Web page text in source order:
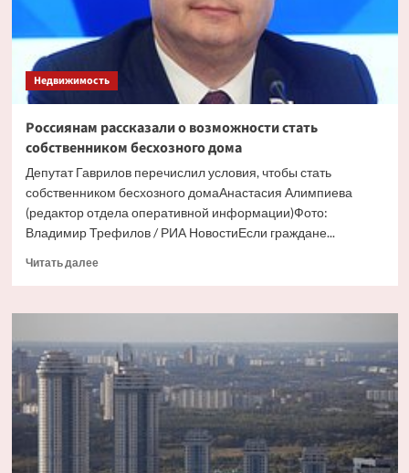
Недвижимость
Россиянам рассказали о возможности стать
собственником бесхозного дома
Депутат Гаврилов перечислил условия, чтобы стать
собственником бесхозного домаАнастасия Алимпиева
(редактор отдела оперативной информации)Фото:
Владимир Трефилов / РИА НовостиЕсли граждане...
Читать далееПрочитать
Россиянам
о
возможности
стать
собственником
бесхозного
дома